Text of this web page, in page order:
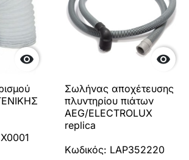
 
Σωλήνας αποχέτευσης
πλυντηρίου πιάτων
AEG/ELECTROLUX
replica
Κωδικός: LAP352220